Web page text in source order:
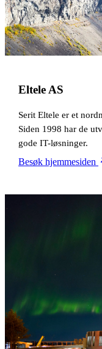
Eltele AS
Serit Eltele er et
Siden 1998 har de
gode IT-løsninger.
Besøk hjemmesiden